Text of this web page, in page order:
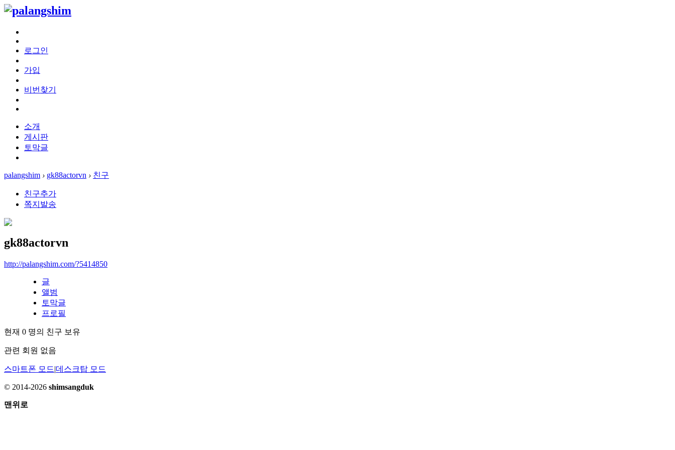
로그인
가입
비번찾기
소개
게시판
토막글
palangshim › gk88actorvn › 친구
친구추가
쪽지발송
gk88actorvn
http://palangshim.com/?5414850
글
앨범
토막글
프로필
현재 0 명의 친구 보유
관련 회원 없음
스마트폰 모드|데스크탑 모드
© 2014-2026 shimsangduk
맨위로